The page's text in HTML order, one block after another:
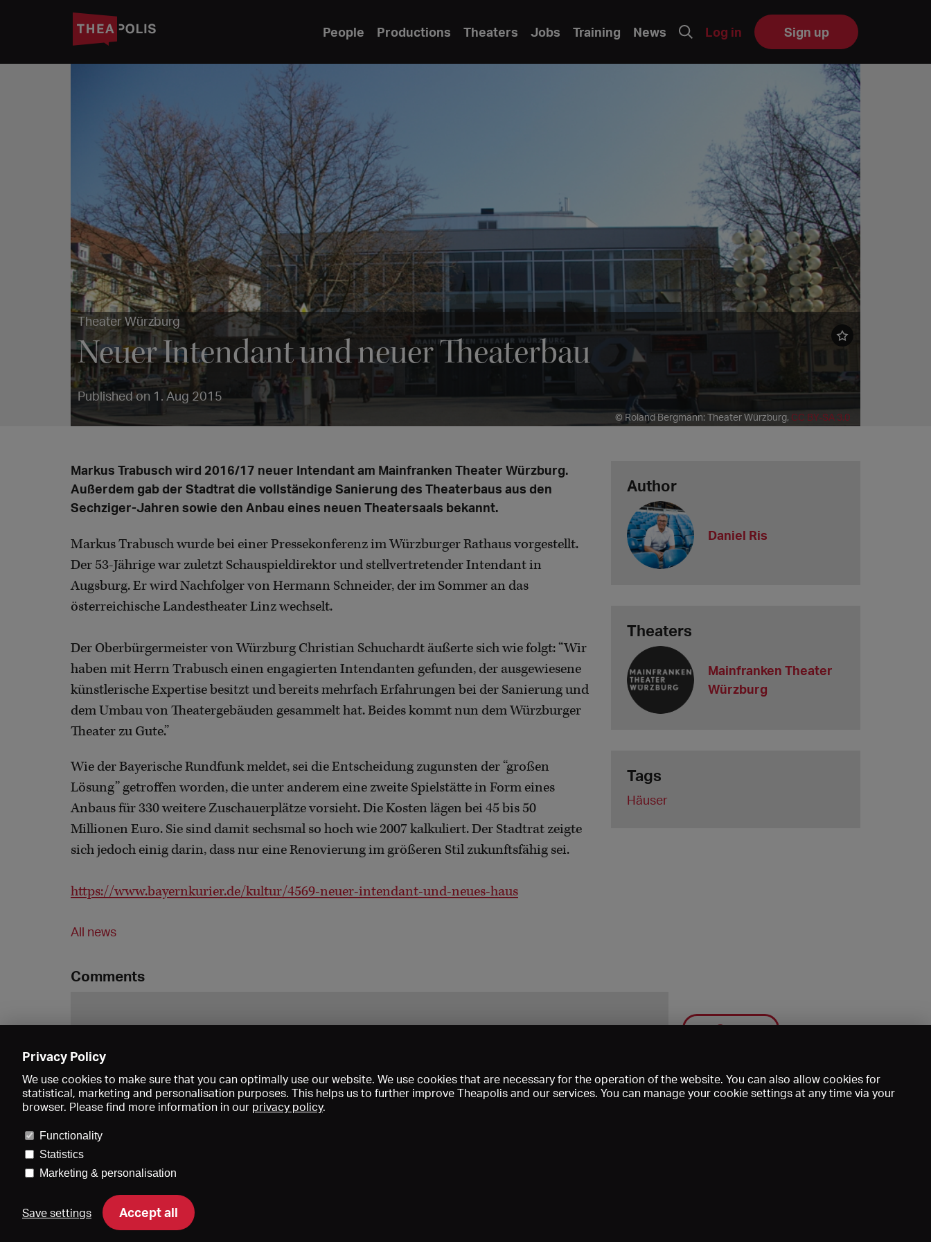
People Productions Theaters Jobs Training News Log in Sign up
Theater Würzburg
Neuer Intendant und neuer Theaterbau
Published on 1. Aug 2015
© Roland Bergmann: Theater Würzburg, CC BY-SA 3.0
Markus Trabusch wird 2016/17 neuer Intendant am Mainfranken Theater Würzburg.
Außerdem gab der Stadtrat die vollständige Sanierung des Theaterbaus aus den
Sechziger-Jahren sowie den Anbau eines neuen Theatersaals bekannt.
Markus Trabusch wurde bei einer Pressekonferenz im Würzburger Rathaus vorgestellt.
Der 53-Jährige war zuletzt Schauspieldirektor und stellvertretender Intendant in
Augsburg. Er wird Nachfolger von Hermann Schneider, der im Sommer an das
österreichische Landestheater Linz wechselt.
Der Oberbürgermeister von Würzburg Christian Schuchardt äußerte sich wie folgt: “Wir
haben mit Herrn Trabusch einen engagierten Intendanten gefunden, der ausgewiesene
künstlerische Expertise besitzt und bereits mehrfach Erfahrungen bei der Sanierung und
dem Umbau von Theatergebäuden gesammelt hat. Beides kommt nun dem Würzburger
Theater zu Gute.”
Wie der Bayerische Rundfunk meldet, sei die Entscheidung zugunsten der “großen
Lösung” getroffen worden, die unter anderem eine zweite Spielstätte in Form eines
Anbaus für 330 weitere Zuschauerplätze vorsieht. Die Kosten lägen bei 45 bis 50
Millionen Euro. Sie sind damit sechsmal so hoch wie 2007 kalkuliert. Der Stadtrat zeigte
sich jedoch einig darin, dass nur eine Renovierung im größeren Stil zukunftsfähig sei.
https://www.bayernkurier.de/kultur/4569-neuer-intendant-und-neues-haus
All news
Author
Daniel Ris
Theaters
Mainfranken Theater
Würzburg
Tags
Häuser
Comments
Save
Privacy Policy
We use cookies to make sure that you can optimally use our website. We use cookies that are necessary for the operation of the website. You can also allow cookies for
statistical, marketing and personalisation purposes. This helps us to further improve Theapolis and our services. You can manage your cookie settings at any time via your
browser. Please find more information in our privacy policy.
Functionality
Statistics
Marketing & personalisation
Save settings Accept all